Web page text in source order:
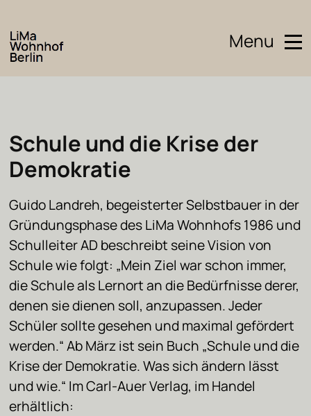
Menu
Schule und die Krise der
Demokratie
Guido Landreh, begeisterter Selbstbauer in der
Gründungsphase des LiMa Wohnhofs 1986 und
Schulleiter AD beschreibt seine Vision von
Schule wie folgt: „Mein Ziel war schon immer,
die Schule als Lernort an die Bedürfnisse derer,
denen sie dienen soll, anzupassen. Jeder
Schüler sollte gesehen und maximal gefördert
werden.“ Ab März ist sein Buch „Schule und die
Krise der Demokratie. Was sich ändern lässt
und wie.“ Im Carl-Auer Verlag, im Handel
erhältlich: